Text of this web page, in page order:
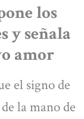
los
y señala
amor
el signo de
la mano de